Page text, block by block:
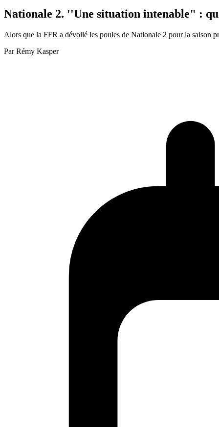
Nationale 2. ''Une situation intenable" :
Alors que la FFR a dévoilé les poules de Nationale 2 pour la saison
Par Rémy Kasper